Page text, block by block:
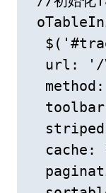
url: '/
method:
cache: